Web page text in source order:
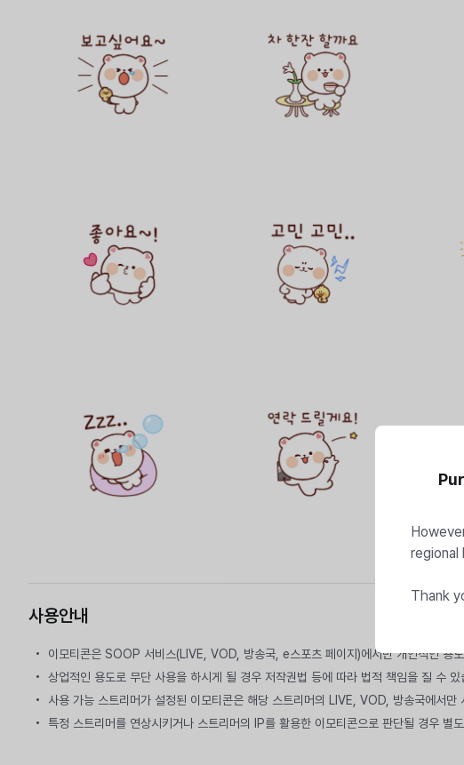
사용안내
이모티콘은 SOOP 서비스(LIVE, VOD, 방송국, e스포츠 페이지)에서만 개인적인 용
상업적인 용도로 무단 사용을 하시게 될 경우 저작권법 등에 따라 법적 책임을 질 수 있
사용 가능 스트리머가 설정된 이모티콘은 해당 스트리머의 LIVE, VOD, 방송국에서만
특정 스트리머를 연상시키거나 스트리머의 IP를 활용한 이모티콘으로 판단될 경우
regional
Thank